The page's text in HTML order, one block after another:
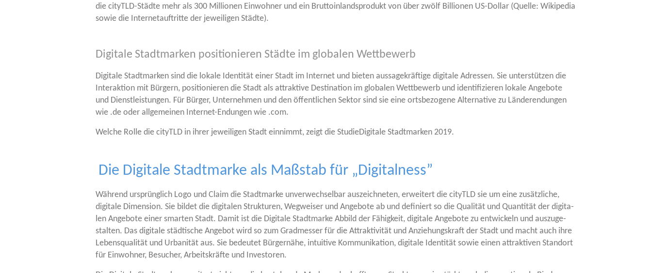
die cityTLD-Städ­te mehr als 300 Mil­lio­nen Ein­woh­ner und ein Brut­to­in­lands­pro­dukt von über zwölf Bil­lio­nen US-Dol­lar (Quel­le: Wiki­pe­dia
sowie die Inter­net­auf­trit­te der jewei­li­gen Städte).
Digitale Stadtmarken positionieren Städte im globalen Wettbewerb
Digi­ta­le Stadt­mar­ken sind die loka­le Iden­ti­tät einer Stadt im Inter­net und bie­ten aus­sa­ge­kräf­ti­ge digi­ta­le Adres­sen. Sie unter­stüt­zen die
Inter­ak­ti­on mit Bür­gern, posi­tio­nie­ren die Stadt als attrak­ti­ve Desti­na­ti­on im glo­ba­len Wett­be­werb und iden­ti­fi­zie­ren loka­le Ange­bo­te
und Dienst­leis­tun­gen. Für Bür­ger, Unter­neh­men und den öffent­li­chen Sek­tor sind sie eine orts­be­zo­ge­ne Alter­na­ti­ve zu Län­de­ren­dun­gen
wie .de oder all­ge­mei­nen Inter­net-Endun­gen wie .com.
Wel­che Rol­le die cityTLD in ihrer jewei­li­gen Stadt ein­nimmt, zeigt die Stu­di­eDi­gi­ta­le Stadt­mar­ken 2019.
Die Digitale Stadtmarke als Maßstab für „Digitalness”
Wäh­rend ursprüng­lich Logo und Cla­im die Stadt­mar­ke unver­wech­sel­bar aus­zeich­ne­ten, erwei­tert die cityTLD sie um eine zusätz­li­che,
digi­ta­le Dimen­si­on. Sie bil­det die digi­ta­len Struk­tu­ren, Weg­wei­ser und Ange­bo­te ab und defi­niert so die Qua­li­tät und Quan­ti­tät der digi­ta­
len Ange­bo­te einer smar­ten Stadt. Damit ist die Digi­ta­le Stadt­mar­ke Abbild der Fähig­keit, digi­ta­le Ange­bo­te zu ent­wi­ckeln und aus­zu­ge­
stal­ten. Das digi­ta­le städ­ti­sche Ange­bot wird so zum Grad­mes­ser für die Attrak­ti­vi­tät und Anzie­hungs­kraft der Stadt und macht auch ihre
Lebens­qua­li­tät und Urba­ni­tät aus. Sie bedeu­tet Bür­ger­nä­he, intui­ti­ve Kom­mu­ni­ka­ti­on, digi­ta­le Iden­ti­tät sowie einen attrak­ti­ven Stand­ort
für Ein­woh­ner, Besu­cher, Arbeits­kräf­te und Investoren.